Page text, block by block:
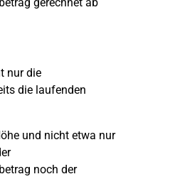
nur die
die laufenden
und nicht etwa nur
noch der